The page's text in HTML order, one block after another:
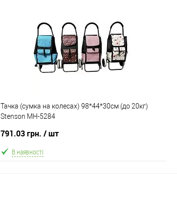
Порівняння
Склад зберігання
Відправка тільки Новою поштою протягом 2-5 днів
після повної передоплати (упаковку оплачує
кольором або малюнком (див. фото), колір та
Тачка (сумка на колесах) 98*44*30см (до 20кг)
Stenson MH-5284
791.03 грн. / шт
В наявності